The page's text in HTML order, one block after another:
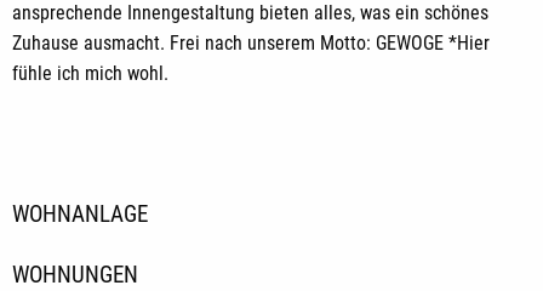
ansprechende Innengestaltung bieten alles, was ein schönes
Zuhause ausmacht. Frei nach unserem Motto: GEWOGE *Hier
fühle ich mich wohl.
WOHNANLAGE
WOHNUNGEN